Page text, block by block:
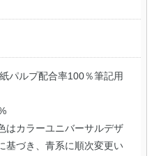
パルプ配合率100％筆記用
はカラーユニバーサルデザ
基づき、青系に順次変更い